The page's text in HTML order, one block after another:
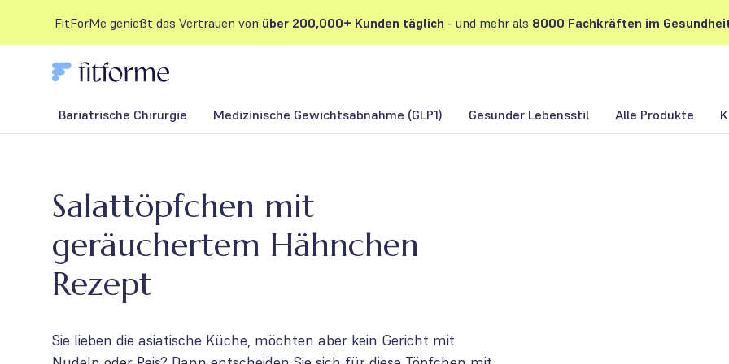
FitForMe genießt das Vertrauen von über 200,000+ Kunden täglich - und mehr als 8000 Fachkräften im
Bariatrische Chirurgie Medizinische Gewichtsabnahme (GLP1) Gesunder Lebensstil Alle Produkte
Salattöpfchen mit
geräuchertem Hähnchen
Rezept
Sie lieben die asiatische Küche, möchten aber kein Gericht mit